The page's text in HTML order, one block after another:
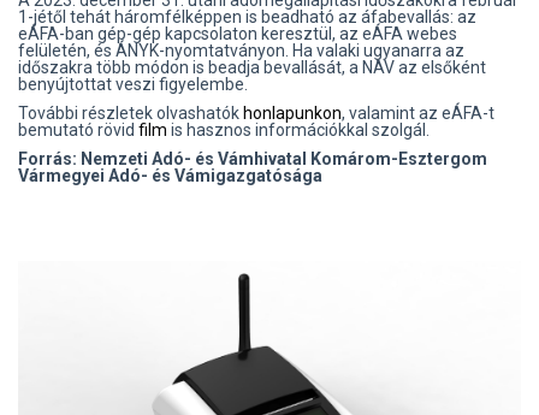
1-jétől tehát háromfélképpen is beadható az áfabevallás: az
eÁFA-ban gép-gép kapcsolaton keresztül, az eÁFA webes
felületén, és ÁNYK-nyomtatványon. Ha valaki ugyanarra az
időszakra több módon is beadja bevallását, a NAV az elsőként
benyújtottat veszi figyelembe.
További részletek olvashatókhonlapunkon, valamint az eÁFA-t
bemutató rövid film is hasznos információkkal szolgál.
Forrás: Nemzeti Adó- és Vámhivatal Komárom-Esztergom
Vármegyei Adó- és Vámigazgatósága